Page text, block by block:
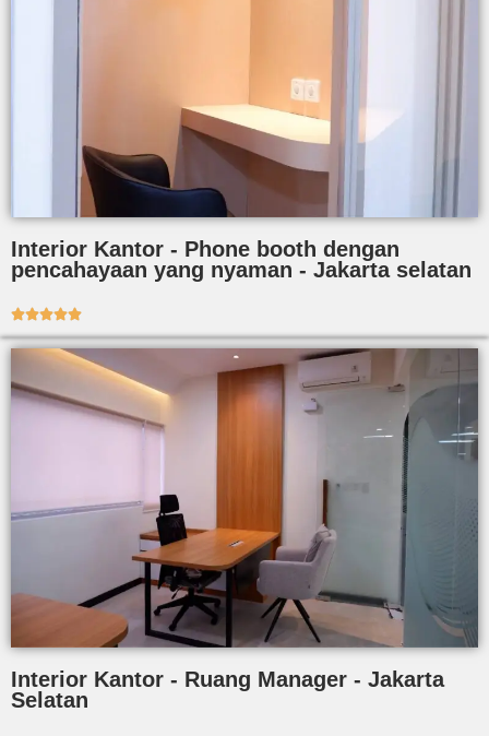
Interior Kantor - Phone booth dengan
pencahayaan yang nyaman - Jakarta selatan

Interior Kantor - Ruang Manager - Jakarta
Selatan